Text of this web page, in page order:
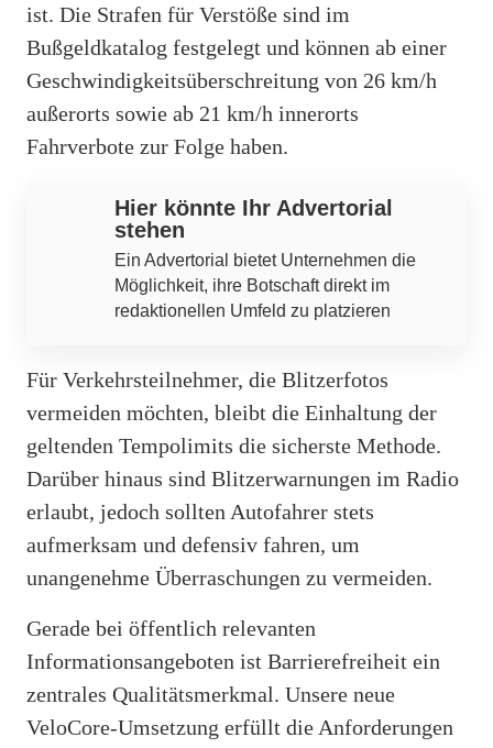
ist. Die Strafen für Verstöße sind im
Bußgeldkatalog festgelegt und können ab einer
Geschwindigkeitsüberschreitung von 26 km/h
außerorts sowie ab 21 km/h innerorts
Fahrverbote zur Folge haben.
Hier könnte Ihr Advertorial
stehen
Ein Advertorial bietet Unternehmen die
Möglichkeit, ihre Botschaft direkt im
redaktionellen Umfeld zu platzieren
Für Verkehrsteilnehmer, die Blitzerfotos
vermeiden möchten, bleibt die Einhaltung der
geltenden Tempolimits die sicherste Methode.
Darüber hinaus sind Blitzerwarnungen im Radio
erlaubt, jedoch sollten Autofahrer stets
aufmerksam und defensiv fahren, um
unangenehme Überraschungen zu vermeiden.
Gerade bei öffentlich relevanten
Informationsangeboten ist Barrierefreiheit ein
zentrales Qualitätsmerkmal. Unsere neue
VeloCore-Umsetzung erfüllt die Anforderungen